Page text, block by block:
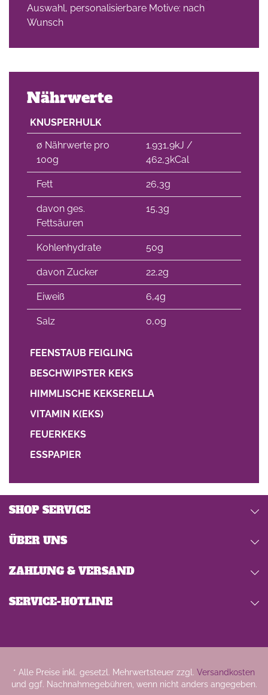
Auswahl, personalisierbare Motive: nach
Wunsch
Nährwerte
KNUSPERHULK
∅ Nährwerte pro
100g
1.931,9kJ /
462,3kCal
Fett 26,3g
davon ges.
Fettsäuren
15,3g
Kohlenhydrate 50g
davon Zucker 22,2g
Eiweiß 6,4g
Salz 0,0g
FEENSTAUB FEIGLING
BESCHWIPSTER KEKS
HIMMLISCHE KEKSERELLA
VITAMIN K(EKS)
FEUERKEKS
ESSPAPIER
SERVICE-HOTLINE
SHOP SERVICE
ÜBER UNS
ZAHLUNG & VERSAND
* Alle Preise inkl. gesetzl. Mehrwertsteuer zzgl. Versandkosten
und ggf. Nachnahmegebühren, wenn nicht anders angegeben.